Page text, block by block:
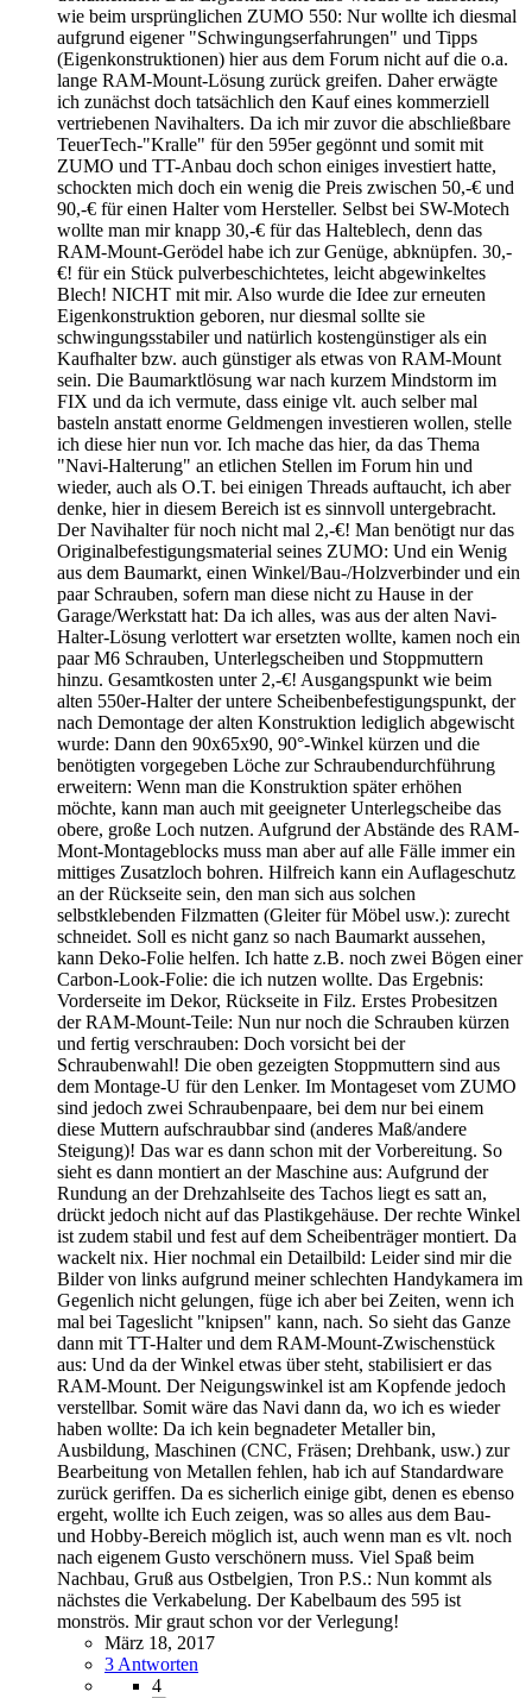
wie beim ursprünglichen ZUMO 550: Nur wollte ich diesmal
aufgrund eigener "Schwingungserfahrungen" und Tipps
(Eigenkonstruktionen) hier aus dem Forum nicht auf die o.a.
lange RAM-Mount-Lösung zurück greifen. Daher erwägte
ich zunächst doch tatsächlich den Kauf eines kommerziell
vertriebenen Navihalters. Da ich mir zuvor die abschließbare
TeuerTech-"Kralle" für den 595er gegönnt und somit mit
ZUMO und TT-Anbau doch schon einiges investiert hatte,
schockten mich doch ein wenig die Preis zwischen 50,-€ und
90,-€ für einen Halter vom Hersteller. Selbst bei SW-Motech
wollte man mir knapp 30,-€ für das Halteblech, denn das
RAM-Mount-Gerödel habe ich zur Genüge, abknüpfen. 30,-
€! für ein Stück pulverbeschichtetes, leicht abgewinkeltes
Blech! NICHT mit mir. Also wurde die Idee zur erneuten
Eigenkonstruktion geboren, nur diesmal sollte sie
schwingungsstabiler und natürlich kostengünstiger als ein
Kaufhalter bzw. auch günstiger als etwas von RAM-Mount
sein. Die Baumarktlösung war nach kurzem Mindstorm im
FIX und da ich vermute, dass einige vlt. auch selber mal
basteln anstatt enorme Geldmengen investieren wollen, stelle
ich diese hier nun vor. Ich mache das hier, da das Thema
"Navi-Halterung" an etlichen Stellen im Forum hin und
wieder, auch als O.T. bei einigen Threads auftaucht, ich aber
denke, hier in diesem Bereich ist es sinnvoll untergebracht.
Der Navihalter für noch nicht mal 2,-€! Man benötigt nur das
Originalbefestigungsmaterial seines ZUMO: Und ein Wenig
aus dem Baumarkt, einen Winkel/Bau-/Holzverbinder und ein
paar Schrauben, sofern man diese nicht zu Hause in der
Garage/Werkstatt hat: Da ich alles, was aus der alten Navi-
Halter-Lösung verlottert war ersetzten wollte, kamen noch ein
paar M6 Schrauben, Unterlegscheiben und Stoppmuttern
hinzu. Gesamtkosten unter 2,-€! Ausgangspunkt wie beim
alten 550er-Halter der untere Scheibenbefestigungspunkt, der
nach Demontage der alten Konstruktion lediglich abgewischt
wurde: Dann den 90x65x90, 90°-Winkel kürzen und die
benötigten vorgegeben Löche zur Schraubendurchführung
erweitern: Wenn man die Konstruktion später erhöhen
möchte, kann man auch mit geeigneter Unterlegscheibe das
obere, große Loch nutzen. Aufgrund der Abstände des RAM-
Mont-Montageblocks muss man aber auf alle Fälle immer ein
mittiges Zusatzloch bohren. Hilfreich kann ein Auflageschutz
an der Rückseite sein, den man sich aus solchen
selbstklebenden Filzmatten (Gleiter für Möbel usw.): zurecht
schneidet. Soll es nicht ganz so nach Baumarkt aussehen,
kann Deko-Folie helfen. Ich hatte z.B. noch zwei Bögen einer
Carbon-Look-Folie: die ich nutzen wollte. Das Ergebnis:
Vorderseite im Dekor, Rückseite in Filz. Erstes Probesitzen
der RAM-Mount-Teile: Nun nur noch die Schrauben kürzen
und fertig verschrauben: Doch vorsicht bei der
Schraubenwahl! Die oben gezeigten Stoppmuttern sind aus
dem Montage-U für den Lenker. Im Montageset vom ZUMO
sind jedoch zwei Schraubenpaare, bei dem nur bei einem
diese Muttern aufschraubbar sind (anderes Maß/andere
Steigung)! Das war es dann schon mit der Vorbereitung. So
sieht es dann montiert an der Maschine aus: Aufgrund der
Rundung an der Drehzahlseite des Tachos liegt es satt an,
drückt jedoch nicht auf das Plastikgehäuse. Der rechte Winkel
ist zudem stabil und fest auf dem Scheibenträger montiert. Da
wackelt nix. Hier nochmal ein Detailbild: Leider sind mir die
Bilder von links aufgrund meiner schlechten Handykamera im
Gegenlich nicht gelungen, füge ich aber bei Zeiten, wenn ich
mal bei Tageslicht "knipsen" kann, nach. So sieht das Ganze
dann mit TT-Halter und dem RAM-Mount-Zwischenstück
aus: Und da der Winkel etwas über steht, stabilisiert er das
RAM-Mount. Der Neigungswinkel ist am Kopfende jedoch
verstellbar. Somit wäre das Navi dann da, wo ich es wieder
haben wollte: Da ich kein begnadeter Metaller bin,
Ausbildung, Maschinen (CNC, Fräsen; Drehbank, usw.) zur
Bearbeitung von Metallen fehlen, hab ich auf Standardware
zurück geriffen. Da es sicherlich einige gibt, denen es ebenso
ergeht, wollte ich Euch zeigen, was so alles aus dem Bau-
und Hobby-Bereich möglich ist, auch wenn man es vlt. noch
nach eigenem Gusto verschönern muss. Viel Spaß beim
Nachbau, Gruß aus Ostbelgien, Tron P.S.: Nun kommt als
nächstes die Verkabelung. Der Kabelbaum des 595 ist
monströs. Mir graut schon vor der Verlegung!
März 18, 2017
3 Antworten
4